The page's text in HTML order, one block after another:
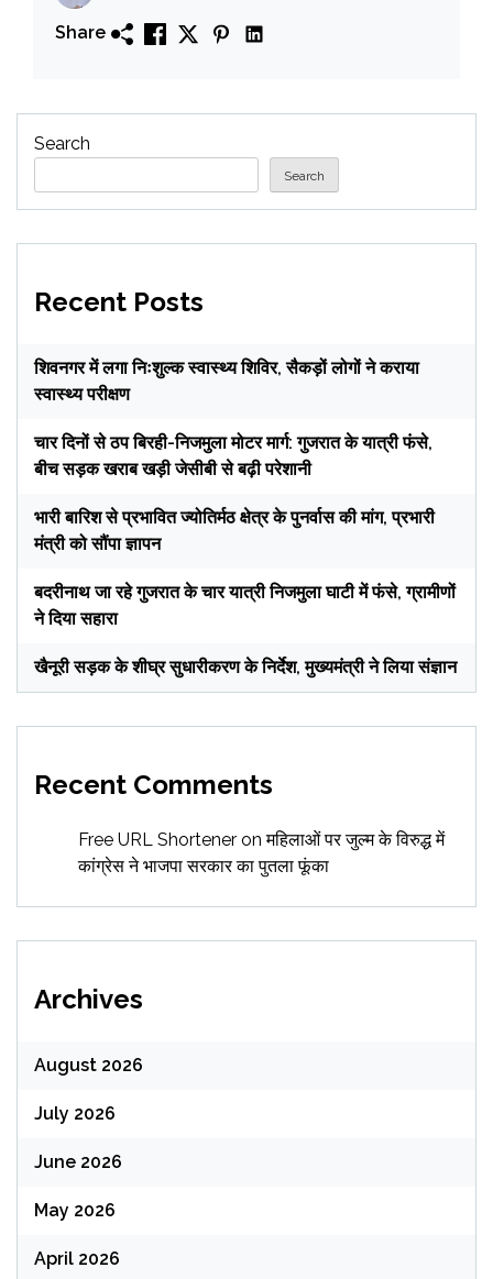
Share
Search
Search
Recent Posts
शिवनगर में लगा निःशुल्क स्वास्थ्य शिविर, सैकड़ों लोगों ने कराया
स्वास्थ्य परीक्षण
चार दिनों से ठप बिरही-निजमुला मोटर मार्ग: गुजरात के यात्री फंसे,
बीच सड़क खराब खड़ी जेसीबी से बढ़ी परेशानी
भारी बारिश से प्रभावित ज्योतिर्मठ क्षेत्र के पुनर्वास की मांग, प्रभारी
मंत्री को सौंपा ज्ञापन
बदरीनाथ जा रहे गुजरात के चार यात्री निजमुला घाटी में फंसे, ग्रामीणों
ने दिया सहारा
खैनूरी सड़क के शीघ्र सुधारीकरण के निर्देश, मुख्यमंत्री ने लिया संज्ञान
Recent Comments
Free URL Shortener onमहिलाओं पर जुल्म के विरुद्ध में
कांग्रेस ने भाजपा सरकार का पुतला फूंका
Archives
August 2026
July 2026
June 2026
May 2026
April 2026